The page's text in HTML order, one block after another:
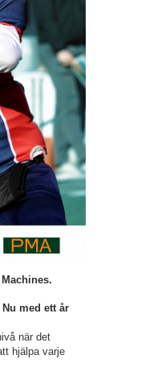
med ett år
när det
hjälpa varje